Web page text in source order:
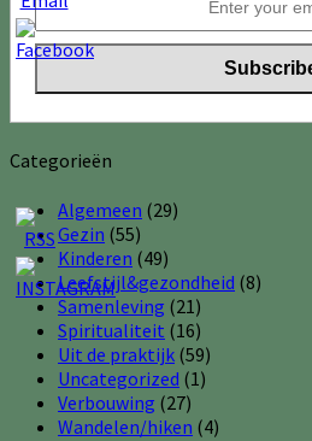
Categorieën
Algemeen (29)
Gezin (55)
Kinderen (49)
Leefstijl&gezondheid (8)
Samenleving (21)
Spiritualiteit (16)
Uit de praktijk (59)
Uncategorized (1)
Verbouwing (27)
Wandelen/hiken (4)